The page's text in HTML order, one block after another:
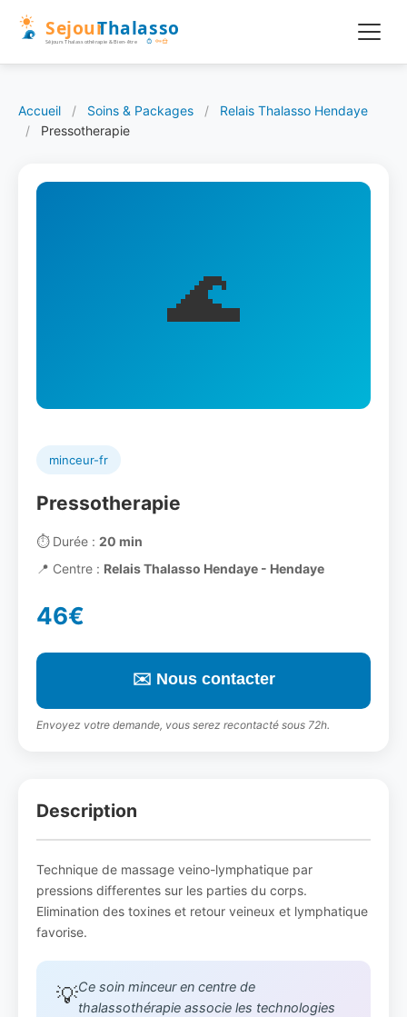
Accueil / Soins & Packages /
Relais Thalasso Hendaye
/
Pressotherapie
🌊
minceur-fr
Pressotherapie
⏱️Durée : 20 min
📍 Centre : Relais Thalasso Hendaye - Hendaye
46€
✉️ Nous contacter
Envoyez votre demande, vous serez recontacté sous 72h.
Description
Technique de massage veino-lymphatique par
pressions differentes sur les parties du corps.
Elimination des toxines et retour veineux et lymphatique
favorise.
💡Ce soin minceur en centre de
thalassothérapie associe les technologies